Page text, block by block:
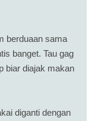
berduaan sama
banget. Tau gag
biar diajak makan
diganti dengan